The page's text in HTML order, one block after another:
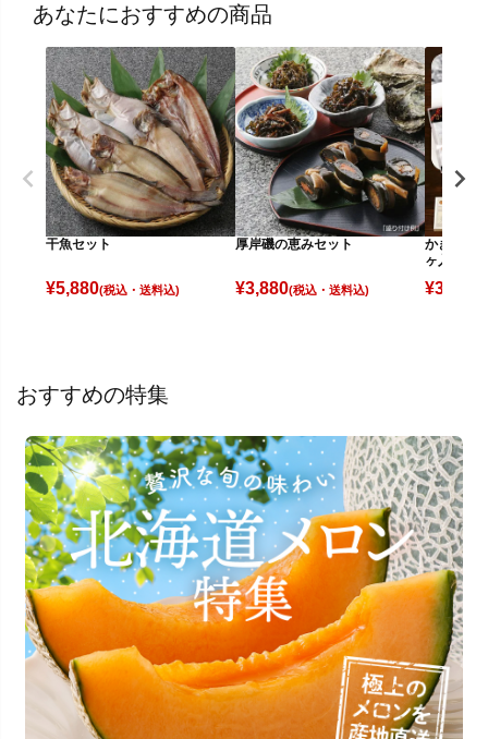
あなたにおすすめの商品
干魚セット
¥5,880(税込)
厚岸磯の恵みセット
¥3,880(税込)
かきの燻
ヶ入
¥3,780
おすすめの特集